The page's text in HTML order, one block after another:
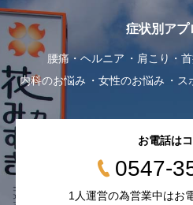
症状別アプ
腰痛・ヘルニア 肩こり・
内科のお悩み
女性のお悩み ス
お電話は
0547-
1人運営の為営業中はお